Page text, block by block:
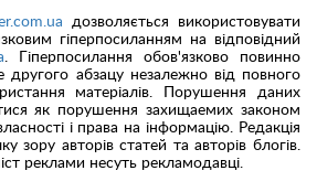
дозволяється використовувати
гіперпосиланням на відповідний
. Гіперпосилання обов'язково повинно
другого абзацу незалежно від повного
матеріалів. Порушення даних
як порушення захищаемих законом
і права на інформацію. Редакція
зору авторів статей та авторів блогів.
реклами несуть рекламодавці.